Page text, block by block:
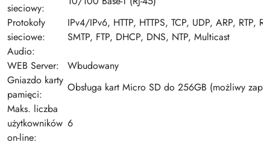
sieciowy:
Protokoły
sieciowe:
IPv4/IPv6, HTTP, HTTPS, TCP, UDP, ARP, RTP,
SMTP, FTP, DHCP, DNS, NTP, Multicast
Audio:
WEB Server:
Wbudowany
Gniazdo karty
pamięci:
Obsługa kart Micro SD do 256GB (możliwy
Maks. liczba
użytkowników
on-line:
6